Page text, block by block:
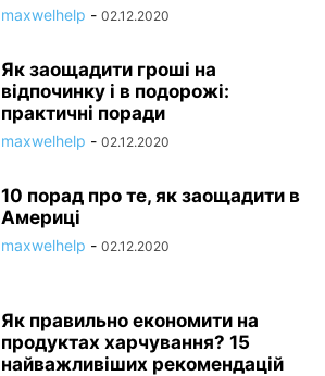
maxwelhelp - 02.12.2020
Як заощадити гроші на
відпочинку і в подорожі:
практичні поради
maxwelhelp - 02.12.2020
10 порад про те, як заощадити в
Америці
maxwelhelp - 02.12.2020
Як правильно економити на
продуктах харчування? 15
найважливіших рекомендацій